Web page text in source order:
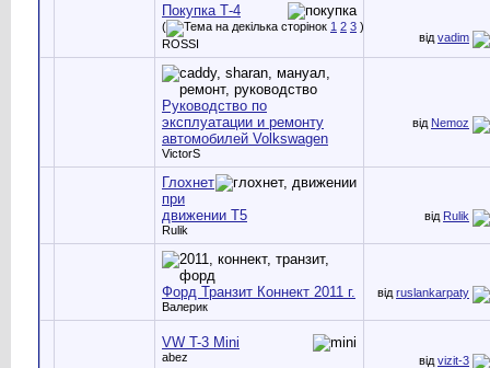
Покупка Т-4
( 1 2 3 )
ROSSI
від vadim
Руководство по
эксплуатации и ремонту
автомобилей Volkswagen
VictorS
від Nemoz
Глохнет
при
движении Т5
Rulik
від Rulik
Форд Транзит Коннект 2011 г.
Валерик
від ruslankarpaty
VW T-3 Mini
abez від vizit-3